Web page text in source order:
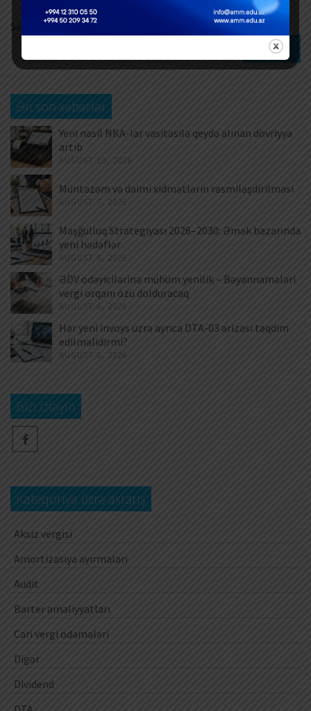
Search
Search
Ən son xəbərlər
Yeni nəsil NKA-lar vasitəsilə qeydə alınan dövriyyə
artıb
AUGUST 10, 2026
Müntəzəm və daimi xidmətlərin rəsmiləşdirilməsi
AUGUST 7, 2026
Məşğulluq Strategiyası 2026–2030: Əmək bazarında
yeni hədəflər
AUGUST 6, 2026
ƏDV ödəyicilərinə mühüm yenilik – Bəyannamələri
vergi orqanı özü dolduracaq
AUGUST 6, 2026
Hər yeni invoys üzrə ayrıca DTA-03 ərizəsi təqdim
edilməlidirmi?
AUGUST 6, 2026
Bizi izləyin
Kateqoriya üzrə axtarış
Aksiz vergisi
Amortizasiya ayırmaları
Audit
Barter əməliyyatları
Cari vergi ödəmələri
Digər
Dividend